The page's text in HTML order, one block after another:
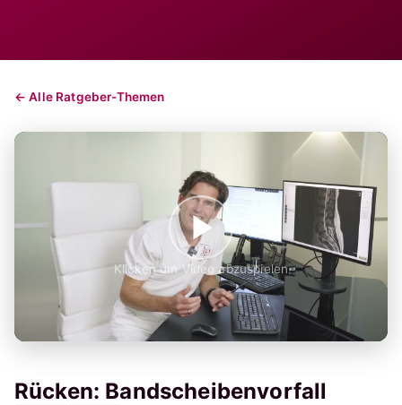
← Alle Ratgeber-Themen
Klicken um Video abzuspielen
Rücken: Bandscheibenvorfall